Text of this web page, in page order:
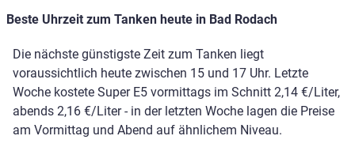
Beste Uhrzeit zum Tanken heute in Bad Rodach
Die nächste günstigste Zeit zum Tanken liegt
voraussichtlich heute zwischen 15 und 17 Uhr. Letzte
Woche kostete Super E5 vormittags im Schnitt 2,14 €/Liter,
abends 2,16 €/Liter - in der letzten Woche lagen die Preise
am Vormittag und Abend auf ähnlichem Niveau.